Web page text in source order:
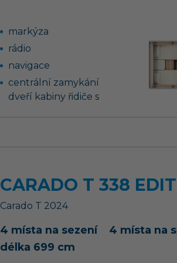
boční stěny z
hliníkového plechu
230V / 12V / plynová
lednice 177 l + mrazák 35
l
markýza
rádio
navigace
centrální zamykání
dveří kabiny řidiče s
okno nad sezením,
střešní okno 40 x 40 cm,
zástěna sprchy, zrcadlo a
šatní věšák, přední
CARADO T 338
Carado T 2024
4 místa na sezení
4 místa na
délka 699 cm